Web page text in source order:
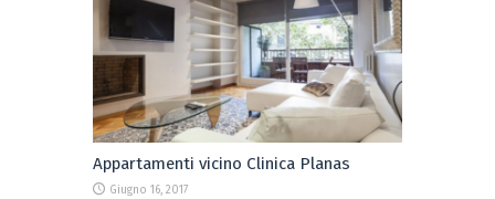
Appartamenti vicino Clinica Planas
Giugno 16, 2017